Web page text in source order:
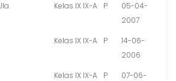
Kelas IX IX-A P
05-04-
2007
Kelas IX IX-A P
14-06-
2006
Kelas IX IX-A P
07-06-